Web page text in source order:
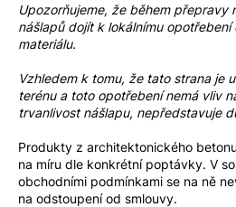
Upozorňujeme, že během přepravy
nášlapů dojít k lokálnímu
materiálu.
Vzhledem k tomu, že tato strana je
terénu a toto opotřebení nemá vliv
trvanlivost nášlapu, nepředstavuje
Produkty z architektonického
na míru dle konkrétní poptávky. V
obchodními podmínkami se na ně
na odstoupení od smlouvy.